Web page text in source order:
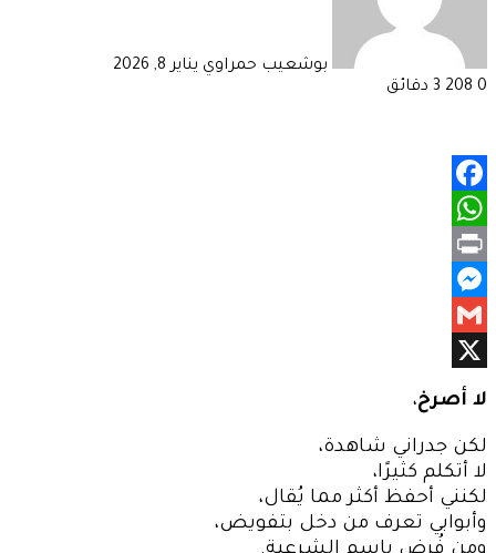
بوشعيب حمراوي يناير 8, 2026
0
3 دقائق
Facebook
WhatsApp
Print
Messenger
Gmail
لا أصرخ،
لكن جدراني شاهدة،
لا أتكلم كثيرًا،
لكنني أحفظ أكثر مما يُقال،
وأبوابي تعرف من دخل بتفويض،